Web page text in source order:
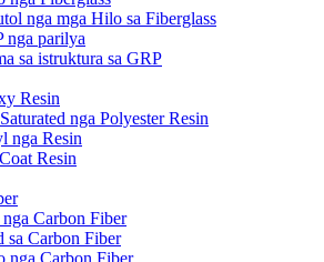
nga mga Hilo sa Fiberglass
nga parilya
sa istruktura sa GRP
Resin
nga Polyester Resin
nga Resin
Resin
nga Carbon Fiber
sa Carbon Fiber
nga Carbon Fiber